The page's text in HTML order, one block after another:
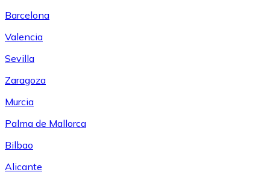
Barcelona
Valencia
Sevilla
Zaragoza
Murcia
Palma de Mallorca
Bilbao
Alicante